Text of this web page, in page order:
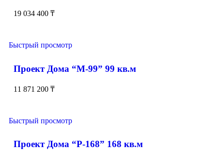
19 034 400 ₸
Быстрый просмотр
Проект Дома “М-99” 99 кв.м
11 871 200 ₸
Быстрый просмотр
Проект Дома “Р-168” 168 кв.м